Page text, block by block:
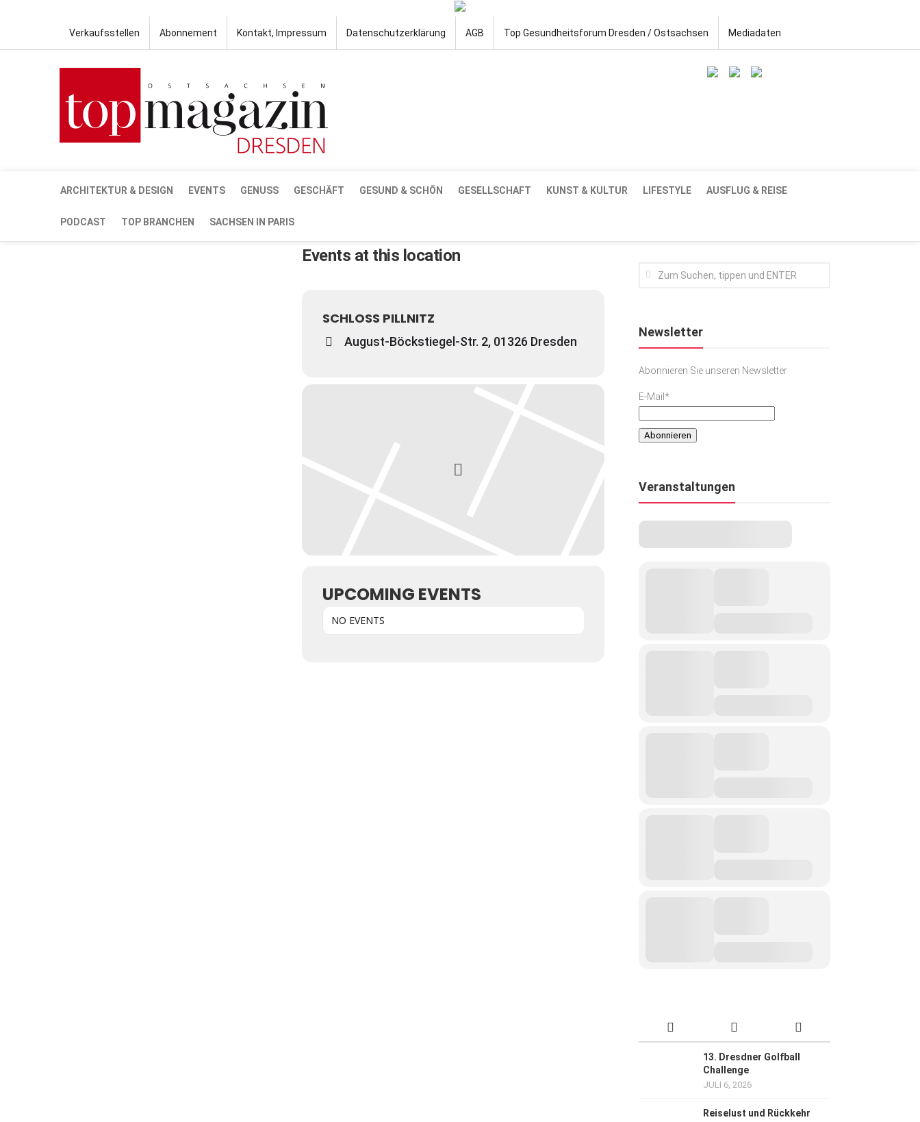
Verkaufsstellen Abonnement Kontakt, Impressum Datenschutzerklärung AGB Top Gesundheitsforum Dresden / Ostsachsen Mediadaten
ARCHITEKTUR & DESIGN EVENTS GENUSS GESCHÄFT GESUND & SCHÖN GESELLSCHAFT KUNST & KULTUR LIFESTYLE AUSFLUG & REISE
PODCAST TOP BRANCHEN SACHSEN IN PARIS
Events at this location
SCHLOSS PILLNITZ
August-Böckstiegel-Str. 2, 01326 Dresden
UPCOMING EVENTS
NO EVENTS
Newsletter
Abonnieren Sie unseren Newsletter
E-Mail*
Veranstaltungen
13. Dresdner Golfball
Challenge
JULI 6, 2026
Reiselust und Rückkehr